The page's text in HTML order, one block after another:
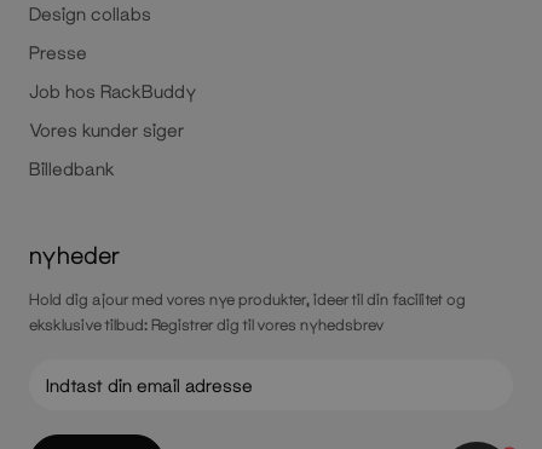
Design collabs
Presse
Job hos RackBuddy
Vores kunder siger
Billedbank
nyheder
Hold dig ajour med vores nye produkter, ideer til din facilitet og
eksklusive tilbud: Registrer dig til vores nyhedsbrev